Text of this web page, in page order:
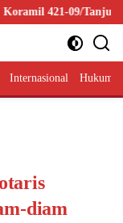
Bintang Ajak
Internasional Hukum
diam